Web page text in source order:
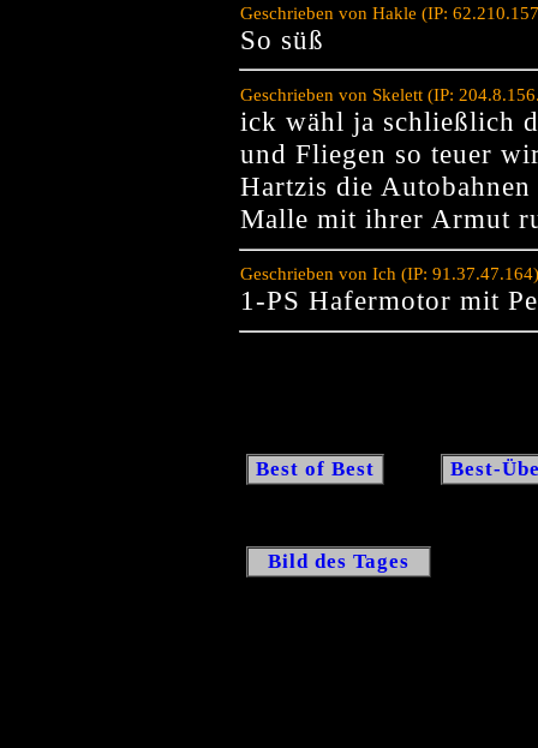
Geschrieben von Hakle (IP:
So süß
Geschrieben von Skelett (IP:
ick wähl ja schließlich
und Fliegen so teuer
Hartzis die
Malle mit ihrer Armut
Geschrieben von Ich (IP:
1-PS Hafermotor mit
Best of Best Best-
Bild des Tages